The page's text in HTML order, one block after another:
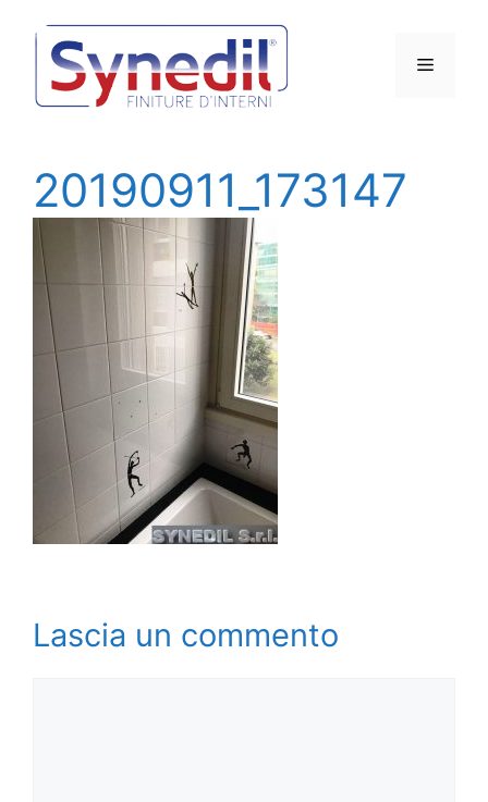
contenuto
Menu
20190911_173147
Lascia un commento